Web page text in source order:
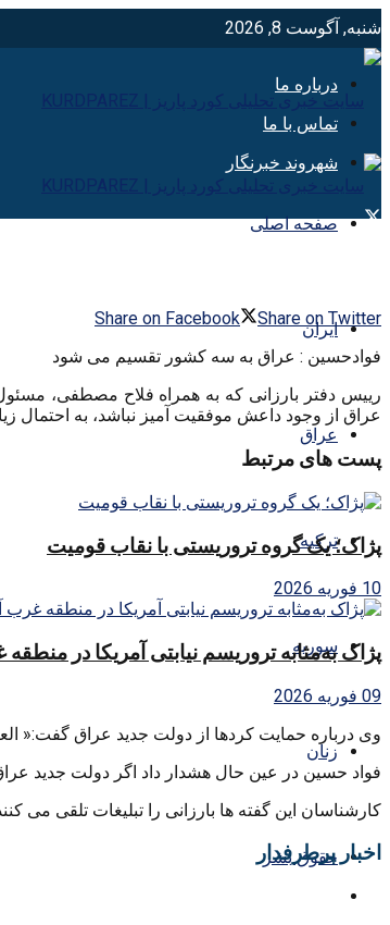
شنبه, آگوست 8, 2026
درباره ما
تماس با ما
شهروند خبرنگار
صفحه اصلی
ایران
عراق
ترکیه
سوریه
زنان
حقوق بشر
Share on Facebook
Share on Twitter
فوادحسین : عراق به سه کشور تقسیم می شود
رییس دفتر بارزانی که به همراه فلاح مصطفی،
عراق از وجود داعش موفقیت آمیز نباشد، به احتمال
پست های مرتبط
پژاک؛ یک گروه تروریستی با نقاب قومیت
10 فوریه 2026
پژاک به‌مثابه تروریسم نیابتی آمریکا در
09 فوریه 2026
وی درباره حمایت کردها از دولت جدید عراق گفت:«
فواد حسین در عین حال هشدار داد اگر دولت جدید
کارشناسان این گفته ها بارزانی را تبلیغات تلقی می
اخبار پرطرفدار